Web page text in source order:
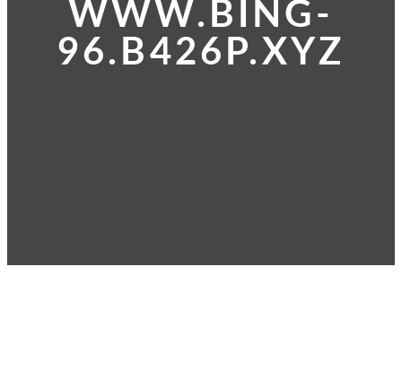
WWW.BING-
96.B426P.XYZ